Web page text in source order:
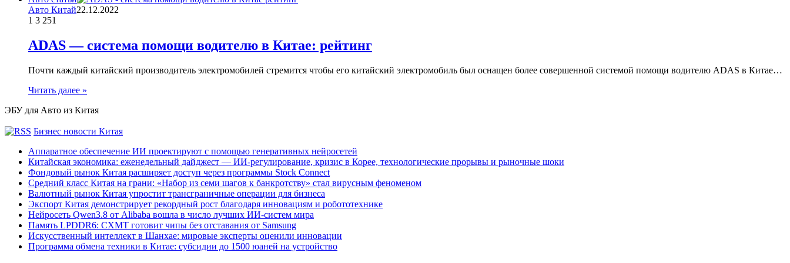
Авто Китай22.12.2022
1 3 251
ADAS — система помощи водителю в Китае: рейтинг
Почти каждый китайский производитель электромобилей стремится чтобы его китайский электромобиль был оснащен более совершенной системой помощи водителю ADAS в Китае…
Читать далее »
ЭБУ для Авто из Китая
Бизнес новости Китая
Аппаратное обеспечение ИИ проектируют с помощью генеративных нейросетей
Китайская экономика: еженедельный дайджест — ИИ-регулирование, кризис в Корее, технологические прорывы и рыночные шоки
Фондовый рынок Китая расширяет доступ через программы Stock Connect
Средний класс Китая на грани: «Набор из семи шагов к банкротству» стал вирусным феноменом
Валютный рынок Китая упростит трансграничные операции для бизнеса
Экспорт Китая демонстрирует рекордный рост благодаря инновациям и робототехнике
Нейросеть Qwen3.8 от Alibaba вошла в число лучших ИИ-систем мира
Память LPDDR6: CXMT готовит чипы без отставания от Samsung
Искусственный интеллект в Шанхае: мировые эксперты оценили инновации
Программа обмена техники в Китае: субсидии до 1500 юаней на устройство